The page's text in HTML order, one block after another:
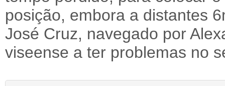
posição, embora a distantes
José Cruz, navegado por
viseense a ter problemas no